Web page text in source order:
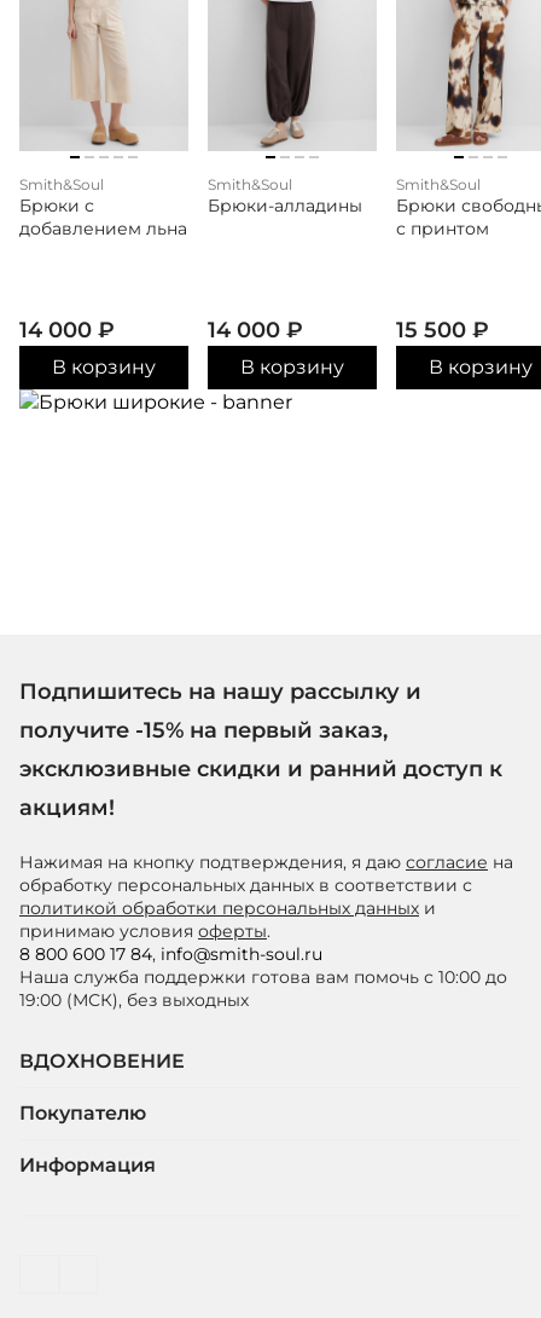
Smith&Soul
Брюки с
добавлением льна
14 000 ₽
В корзину
Smith&Soul
Брюки-алладины
14 000 ₽
В корзину
Smith&Soul
Брюки
с принтом
15 500 ₽
В корзину
Подпишитесь на нашу рассылку и
получите -15% на первый заказ,
эксклюзивные скидки и ранний доступ к
акциям!
Нажимая на кнопку подтверждения, я даю согласие на
обработку персональных данных в соответствии с
политикой обработки персональных данных и
принимаю условия оферты.
8 800 600 17 84, info@smith-soul.ru
Наша служба поддержки готова вам помочь с 10:00 до
19:00 (МСК), без выходных
ВДОХНОВЕНИЕ
Покупателю
Информация